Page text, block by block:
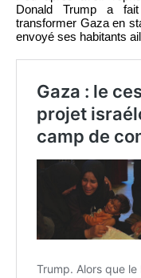
Donald Trump a
transformer Gaza en
envoyé ses habitants